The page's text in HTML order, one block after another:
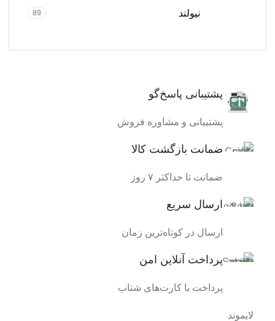
نیولند 89
پرداخت آنلاین امن
پرداخت با کارت‌های شتاب
ارسال سریع
ارسال در کوتاه‌ترین زمان
ضمانت بازگشت کالا
ضمانت تا حداکثر ۷ روز
پشتیبانی پاسخ‌گو
پشتیبانی و مشاوره فروش
لایموند